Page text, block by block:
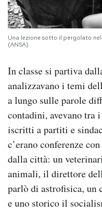
Una lezione sotto il pergolato
(ANSA)
In classe si partiva
analizzavano i temi
a lungo sulle parole
contadini, avevano tra
iscritti a partiti e
c’erano conferenze
dalla città: un
animali, il direttore
parlò di astrofisica, un
e uno storico il